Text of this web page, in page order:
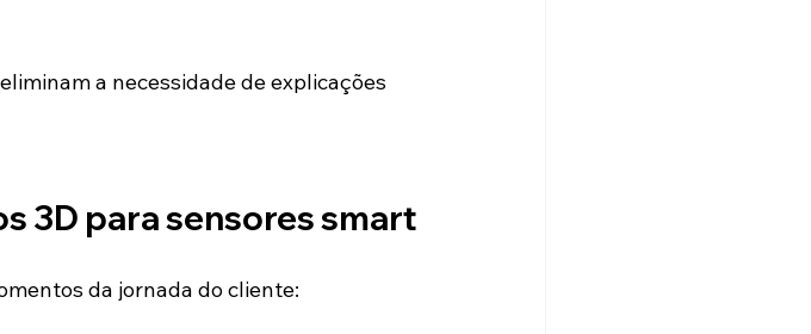
a necessidade de explicações
3D para sensores smart
da jornada do cliente: